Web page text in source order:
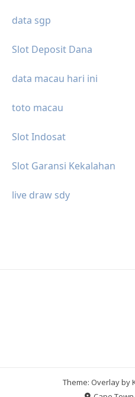
data sgp
Slot Deposit Dana
data macau hari ini
toto macau
Slot Indosat
Slot Garansi Kekalahan
live draw sdy
Theme: Overlay by